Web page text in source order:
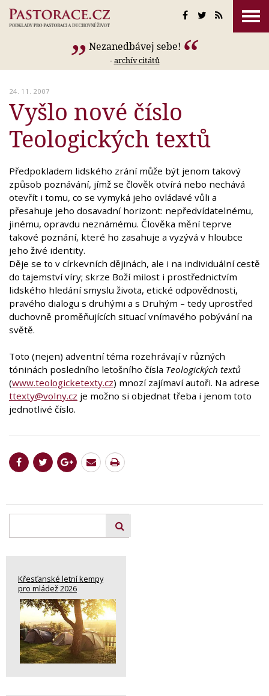
Nezanedbávej sebe!
-archív citátů
24. 11. 2007
Vyšlo nové číslo
Teologických textů
Předpokladem lidského zrání může být jenom takový
způsob poznávání, jímž se člověk otvírá nebo nechává
otevřít i tomu, co se vymyká jeho ovládavé vůli a
přesahuje jeho dosavadní horizont: nepředvídatelnému,
jinému, opravdu neznámému. Člověka mění teprve
takové poznání, které ho zasahuje a vyzývá v hloubce
jeho živé identity.
Děje se to v církevních dějinách, ale i na individuální cestě
do tajemství víry; skrze Boží milost i prostřednictvím
lidského hledání smyslu života, etické odpovědnosti,
pravého dialogu s druhými a s Druhým – tedy uprostřed
duchovně proměňujících situací vnímavého pobývání na
světě.
Toto (nejen) adventní téma rozehrávají v různých
tóninách posledního letošního čísla Teologických textů
(www.teologicketexty.cz) mnozí zajímaví autoři. Na adrese
ttexty@volny.cz je možno si objednat třeba i jenom toto
jednotlivé číslo.
Křesťanské letní kempy
pro mládež 2026